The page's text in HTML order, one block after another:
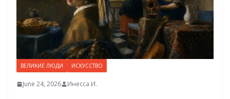
ВЕЛИКИЕ ЛЮДИ ИСКУССТВО
June 24, 2026 Инесса И.